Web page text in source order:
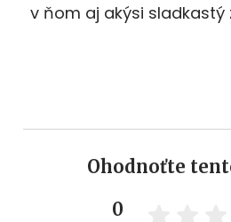
v ňom aj akýsi sladkastý
Ohodnoťte
0